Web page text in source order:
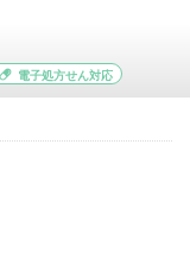
電子処方せん対応